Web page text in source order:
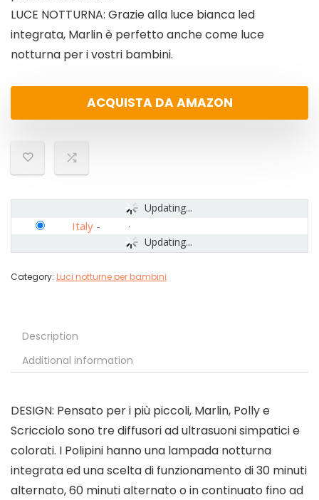
LUCE NOTTURNA: Grazie alla luce bianca led
integrata, Marlin è perfetto anche come luce
notturna per i vostri bambini.
ACQUISTA DA AMAZON
Updating...
Updating...
Italy -
Category: Luci notturne per bambini
Description
Additional information
DESIGN: Pensato per i più piccoli, Marlin, Polly e
Scricciolo sono tre diffusori ad ultrasuoni simpatici e
colorati. I Polipini hanno una lampada notturna
integrata ed una scelta di funzionamento di 30 minuti
alternato, 60 minuti alternato o in continuato fino ad